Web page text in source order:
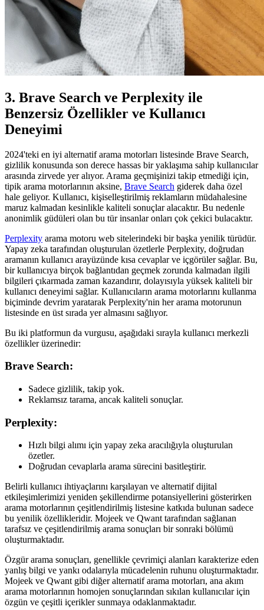
3. Brave Search ve Perplexity ile
Benzersiz Özellikler ve Kullanıcı
Deneyimi
2024'teki en iyi alternatif arama motorları listesinde Brave Search,
gizlilik konusunda son derece hassas bir yaklaşıma sahip kullanıcılar
arasında zirvede yer alıyor. Arama geçmişinizi takip etmediği için,
tipik arama motorlarının aksine, Brave Search giderek daha özel
hale geliyor. Kullanıcı, kişiselleştirilmiş reklamların müdahalesine
maruz kalmadan kesinlikle kaliteli sonuçlar alacaktır. Bu nedenle
anonimlik güdüleri olan bu tür insanlar onları çok çekici bulacaktır.
Perplexity arama motoru web sitelerindeki bir başka yenilik türüdür.
Yapay zeka tarafından oluşturulan özetlerle Perplexity, doğrudan
aramanın kullanıcı arayüzünde kısa cevaplar ve içgörüler sağlar. Bu,
bir kullanıcıya birçok bağlantıdan geçmek zorunda kalmadan ilgili
bilgileri çıkarmada zaman kazandırır, dolayısıyla yüksek kaliteli bir
kullanıcı deneyimi sağlar. Kullanıcıların arama motorlarını kullanma
biçiminde devrim yaratarak Perplexity'nin her arama motorunun
listesinde en üst sırada yer almasını sağlıyor.
Bu iki platformun da vurgusu, aşağıdaki sırayla kullanıcı merkezli
özellikler üzerinedir:
Brave Search:
Sadece gizlilik, takip yok.
Reklamsız tarama, ancak kaliteli sonuçlar.
Perplexity:
Hızlı bilgi alımı için yapay zeka aracılığıyla oluşturulan
özetler.
Doğrudan cevaplarla arama sürecini basitleştirir.
Belirli kullanıcı ihtiyaçlarını karşılayan ve alternatif dijital
etkileşimlerimizi yeniden şekillendirme potansiyellerini gösterirken
arama motorlarının çeşitlendirilmiş listesine katkıda bulunan sadece
bu yenilik özellikleridir. Mojeek ve Qwant tarafından sağlanan
tarafsız ve çeşitlendirilmiş arama sonuçları bir sonraki bölümü
oluşturmaktadır.
Özgür arama sonuçları, genellikle çevrimiçi alanları karakterize eden
yanlış bilgi ve yankı odalarıyla mücadelenin ruhunu oluşturmaktadır.
Mojeek ve Qwant gibi diğer alternatif arama motorları, ana akım
arama motorlarının homojen sonuçlarından sıkılan kullanıcılar için
özgün ve çeşitli içerikler sunmaya odaklanmaktadır.